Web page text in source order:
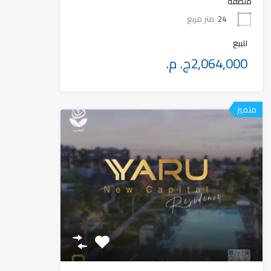
24 متر مربع
للبيع
2,064,000ج. م.
متميز